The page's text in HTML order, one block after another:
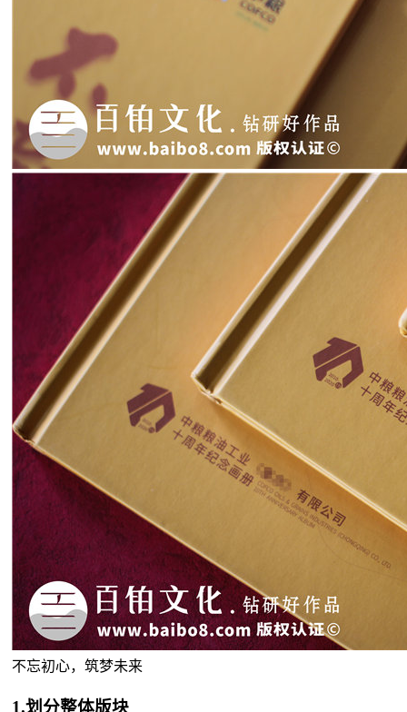
不忘初心，筑梦未来
1.划分整体版块